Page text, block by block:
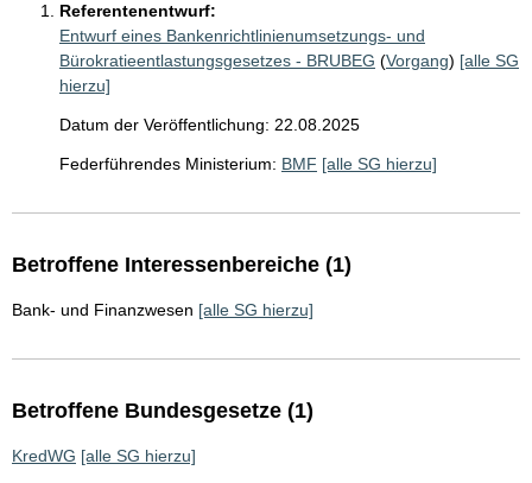
Referentenentwurf:
Entwurf eines Bankenrichtlinienumsetzungs- und
Bürokratieentlastungsgesetzes - BRUBEG (Vorgang) [alle SG
hierzu]
Datum der Veröffentlichung: 22.08.2025
Federführendes Ministerium: BMF [alle SG hierzu]
Betroffene Interessenbereiche (1)
Bank- und Finanzwesen [alle SG hierzu]
Betroffene Bundesgesetze (1)
KredWG [alle SG hierzu]